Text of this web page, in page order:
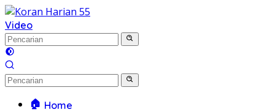
Langsung
ke
konten
Video
🏠 Home